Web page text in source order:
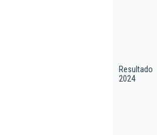
Resultado
2024